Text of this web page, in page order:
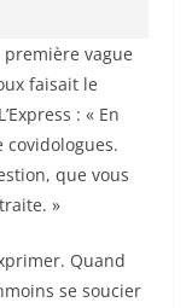
vague
faisait le
: « En
covidologues.
que vous
»
Quand
se soucier